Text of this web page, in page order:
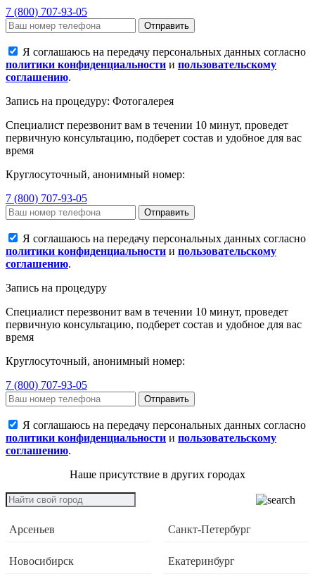
7 (800) 707-93-05
Отправить
Я соглашаюсь на передачу персональных данных согласно
политики конфиденциальности и пользовательскому
соглашению.
Запись на процедуру: Фотогалерея
Специалист перезвонит вам в течении 10 минут, проведет
первичную консультацию, подберет состав и удобное для вас
время
Круглосуточный, анонимный номер:
7 (800) 707-93-05
Отправить
Я соглашаюсь на передачу персональных данных согласно
политики конфиденциальности и пользовательскому
соглашению.
Запись на процедуру
Специалист перезвонит вам в течении 10 минут, проведет
первичную консультацию, подберет состав и удобное для вас
время
Круглосуточный, анонимный номер:
7 (800) 707-93-05
Отправить
Я соглашаюсь на передачу персональных данных согласно
политики конфиденциальности и пользовательскому
соглашению.
Наше присутствие в других городах
Арсеньев Санкт-Петербург
Новосибирск Екатеринбург